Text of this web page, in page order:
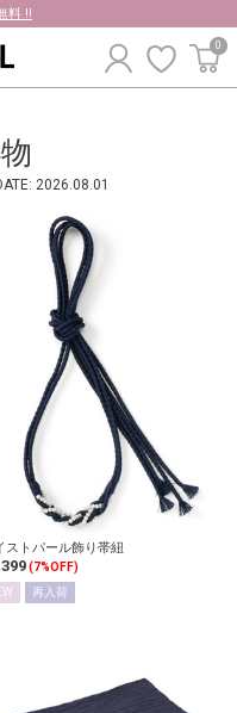
料 !!
0
2026.08.01
ストパール飾り帯紐
(7%OFF)
再入荷